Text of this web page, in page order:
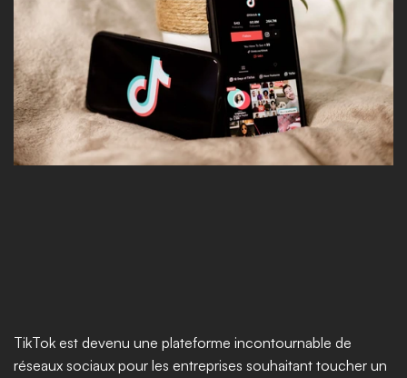
TikTok est devenu une plateforme incontournable de
réseaux sociaux pour les entreprises souhaitant toucher un